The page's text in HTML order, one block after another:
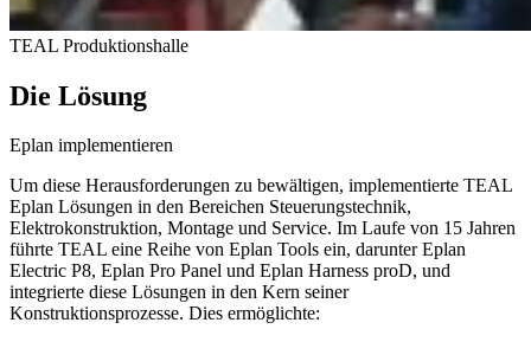
TEAL Produktionshalle
Die Lösung
Eplan implementieren
Um diese Herausforderungen zu bewältigen, implementierte TEAL
Eplan Lösungen in den Bereichen Steuerungstechnik,
Elektrokonstruktion, Montage und Service. Im Laufe von 15 Jahren
führte TEAL eine Reihe von Eplan Tools ein, darunter Eplan
Electric P8, Eplan Pro Panel und Eplan Harness proD, und
integrierte diese Lösungen in den Kern seiner
Konstruktionsprozesse. Dies ermöglichte: